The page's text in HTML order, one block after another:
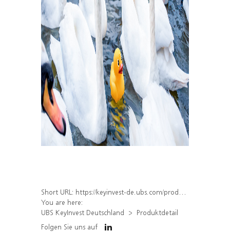
Short URL: https://keyinvest-de.ubs.com/produkt/detail/index/isin/DE000WA8C6K4
You are here:
UBS KeyInvest Deutschland
Produktdetail
Folgen Sie uns auf